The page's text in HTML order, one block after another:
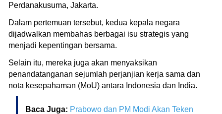
Perdanakusuma, Jakarta.
Dalam pertemuan tersebut, kedua kepala negara
dijadwalkan membahas berbagai isu strategis yang
menjadi kepentingan bersama.
Selain itu, mereka juga akan menyaksikan
penandatanganan sejumlah perjanjian kerja sama dan
nota kesepahaman (MoU) antara Indonesia dan India.
Baca Juga: Prabowo dan PM Modi Akan Teken